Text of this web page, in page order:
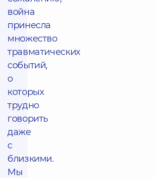
война
принесла
множество
травматических
событий,
о
которых
трудно
говорить
даже
с
близкими.
Мы